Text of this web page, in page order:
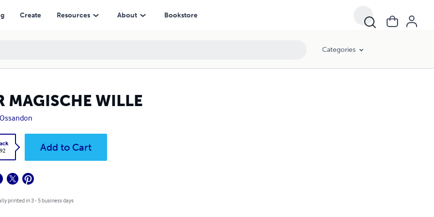
Create Resources About Bookstore
Categories
MAGISCHE WILLE
Add to Cart
printed in 3 - 5 business days